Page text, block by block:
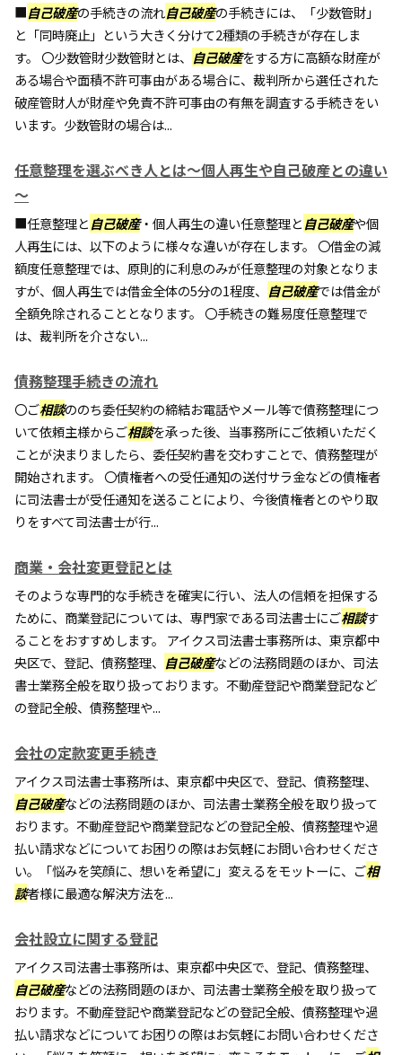
■自己破産の手続きの流れ自己破産の手続きには、「少数管財」
と「同時廃止」という大きく分けて2種類の手続きが存在しま
す。 〇少数管財少数管財とは、 自己破産をする方に高額な財産が
ある場合や面積不許可事由がある場合に、裁判所から選任された
破産管財人が財産や免責不許可事由の有無を調査する手続きをい
います。少数管財の場合は...
任意整理を選ぶべき人とは～個人再生や自己破産との違い
～
■任意整理と自己破産・個人再生の違い任意整理と自己破産や個
人再生には、以下のように様々な違いが存在します。 〇借金の減
額度任意整理では、原則的に利息のみが任意整理の対象となりま
すが、個人再生では借金全体の5分の1程度、 自己破産では借金が
全額免除されることとなります。 〇手続きの難易度任意整理で
は、裁判所を介さない...
債務整理手続きの流れ
〇ご相談ののち委任契約の締結お電話やメール等で債務整理につ
いて依頼主様からご相談を承った後、当事務所にご依頼いただく
ことが決まりましたら、委任契約書を交わすことで、債務整理が
開始されます。 〇債権者への受任通知の送付サラ金などの債権者
に司法書士が受任通知を送ることにより、今後債権者とのやり取
りをすべて司法書士が行...
商業・会社変更登記とは
そのような専門的な手続きを確実に行い、法人の信頼を担保する
ために、商業登記については、専門家である司法書士にご相談す
ることをおすすめします。 アイクス司法書士事務所は、東京都中
央区で、登記、債務整理、 自己破産などの法務問題のほか、司法
書士業務全般を取り扱っております。不動産登記や商業登記など
の登記全般、債務整理や...
会社の定款変更手続き
アイクス司法書士事務所は、東京都中央区で、登記、債務整理、
自己破産などの法務問題のほか、司法書士業務全般を取り扱って
おります。不動産登記や商業登記などの登記全般、債務整理や過
払い請求などについてお困りの際はお気軽にお問い合わせくださ
い。「悩みを笑顔に、想いを希望に」変えるをモットーに、ご相
談者様に最適な解決方法を...
会社設立に関する登記
アイクス司法書士事務所は、東京都中央区で、登記、債務整理、
自己破産などの法務問題のほか、司法書士業務全般を取り扱って
おります。不動産登記や商業登記などの登記全般、債務整理や過
払い請求などについてお困りの際はお気軽にお問い合わせくださ